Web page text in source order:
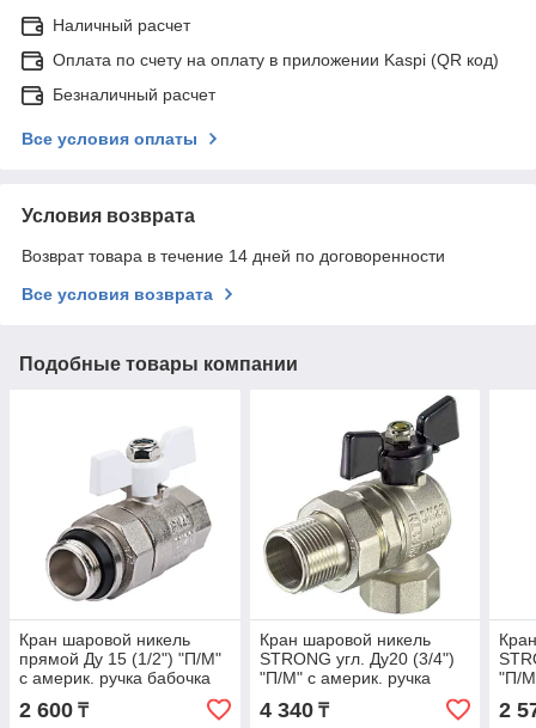
Наличный расчет
Оплата по счету на оплату в приложении Kaspi (QR код)
Безналичный расчет
Все условия оплаты
Условия возврата
Возврат товара в течение 14 дней по договоренности
Все условия возврата
Подобные товары компании
Кран шаровой никель
прямой Ду 15 (1/2") "П/М"
с америк. ручка бабочка
TIM БЫСТРОГО
МОНТАЖА (16/64)
2 600 ₸
Кран шаровой никель
STRONG угл. Ду20 (3/4")
"П/М" с америк. ручка
бабочка TIM (11/44)
4 340₸
"П/
2